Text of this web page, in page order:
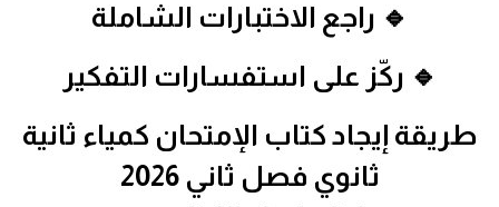
🔹 راجع الاختبارات الشاملة
🔹 ركّز على استفسارات التفكير
طريقة إيجاد كتاب الإمتحان كمياء ثانية
ثانوي فصل ثاني 2026